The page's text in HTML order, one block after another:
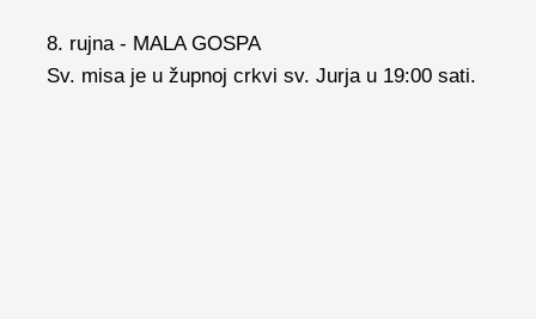
8. rujna - MALA GOSPA
Sv. misa je u župnoj crkvi sv. Jurja u 19:00 sati.